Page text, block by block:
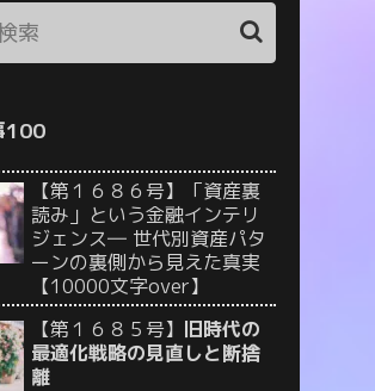
100
【第１６８６号】「資産裏
読み」という金融インテリ
ジェンス― 世代別資産パタ
ーンの裏側から見えた真実
【10000文字over】
【第１６８５号】 旧時代の
最適化戦略の見直しと断捨
離